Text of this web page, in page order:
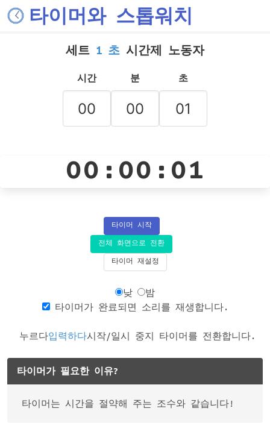
타이머와 스톱워치
세트 1 초 시간제 노동자
시간 분 초
00:00:01
타이머 시작
전체 화면으로 전환
타이머 재설정
낮
밤
타이머가 완료되면 소리를 재생합니다.
누르다입력하다시작/일시 중지 타이머를 전환합니다.
타이머가 필요한 이유?
타이머는 시간을 절약해 주는 조수와 같습니다!